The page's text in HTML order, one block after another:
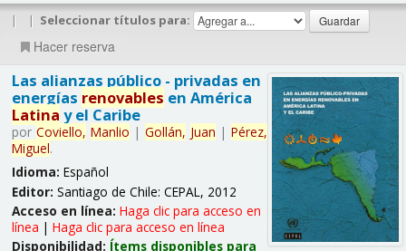
| | Seleccionar títulos para:
Hacer reserva
Las alianzas público - privadas en
energías renovables en América
Latina y el Caribe
por Coviello, Manlio | Gollán, Juan | Pérez,
Miguel.
Idioma: Español
Editor: Santiago de Chile: CEPAL, 2012
Acceso en línea: Haga clic para acceso en
línea | Haga clic para acceso en línea
Disponibilidad: Ítems disponibles para